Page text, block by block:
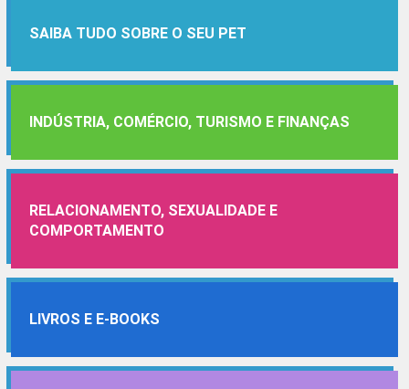
SAIBA TUDO SOBRE O SEU PET
INDÚSTRIA, COMÉRCIO, TURISMO E FINANÇAS
RELACIONAMENTO, SEXUALIDADE E
COMPORTAMENTO
LIVROS E E-BOOKS